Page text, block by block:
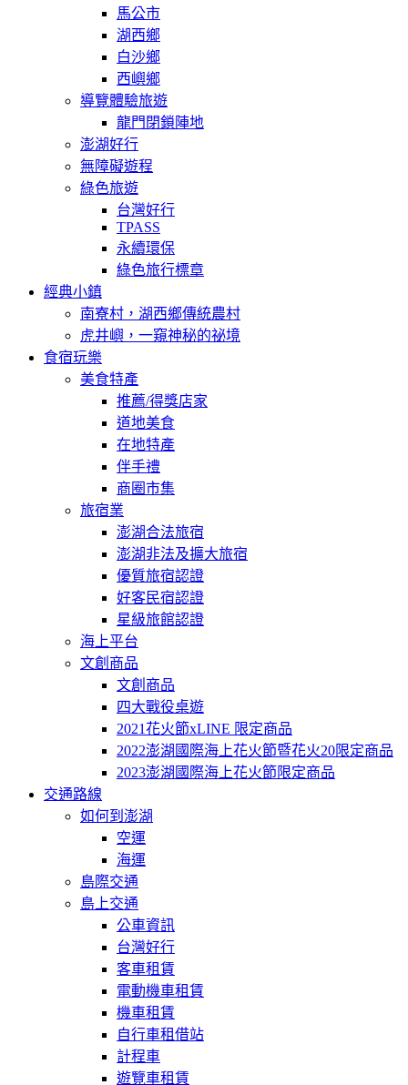
馬公市
湖西鄉
白沙鄉
西嶼鄉
導覽體驗旅遊
龍門閉鎖陣地
澎湖好行
無障礙遊程
綠色旅遊
台灣好行
TPASS
永續環保
綠色旅行標章
經典小鎮
南寮村，湖西鄉傳統農村
虎井嶼，一窺神秘的祕境
食宿玩樂
美食特產
推薦/得獎店家
道地美食
在地特產
伴手禮
商圈市集
旅宿業
澎湖合法旅宿
澎湖非法及擴大旅宿
優質旅宿認證
好客民宿認證
星級旅館認證
海上平台
文創商品
文創商品
四大戰役桌遊
2021花火節xLINE 限定商品
2022澎湖國際海上花火節暨花火20限定商品
2023澎湖國際海上花火節限定商品
交通路線
如何到澎湖
空運
海運
島際交通
島上交通
公車資訊
台灣好行
客車租賃
電動機車租賃
機車租賃
自行車租借站
計程車
遊覽車租賃